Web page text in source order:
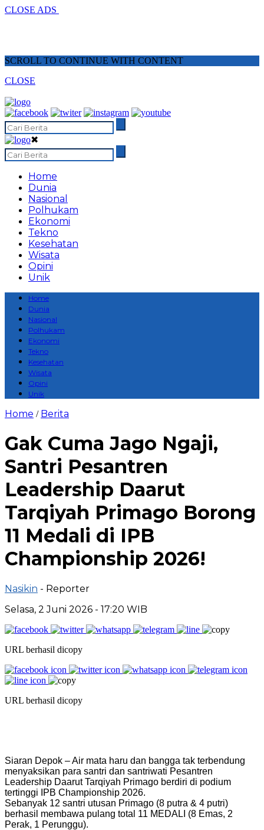
CLOSE ADS
SCROLL TO CONTINUE WITH CONTENT
CLOSE
✖
Home
Dunia
Nasional
Polhukam
Ekonomi
Tekno
Kesehatan
Wisata
Opini
Unik
Home
Dunia
Nasional
Polhukam
Ekonomi
Tekno
Kesehatan
Wisata
Opini
Unik
Home / Berita
Gak Cuma Jago Ngaji,
Santri Pesantren
Leadership Daarut
Tarqiyah Primago Borong
11 Medali di IPB
Championship 2026!
Nasikin - Reporter
Selasa, 2 Juni 2026 - 17:20 WIB
URL berhasil dicopy
URL berhasil dicopy
Siaran Depok – Air mata haru dan bangga tak terbendung
menyaksikan para santri dan santriwati Pesantren
Leadership Daarut Tarqiyah Primago berdiri di podium
tertinggi IPB Championship 2026.
Sebanyak 12 santri utusan Primago (8 putra & 4 putri)
berhasil membawa pulang total 11 MEDALI (8 Emas, 2
Perak, 1 Perunggu).